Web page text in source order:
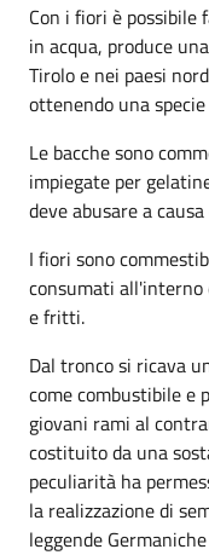
Con i fiori è possibile
in acqua, produce
Tirolo e nei paesi
ottenendo una
Le bacche sono
impiegate per
deve abusare a
I fiori sono
consumati
e fritti.
Dal tronco si ricava
come combustibile e
giovani rami al
costituito da una
peculiarità ha
la realizzazione di
leggende